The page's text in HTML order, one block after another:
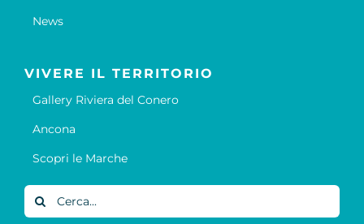
News
VIVERE IL TERRITORIO
Gallery Riviera del Conero
Ancona
Scopri le Marche
Cerca
per: